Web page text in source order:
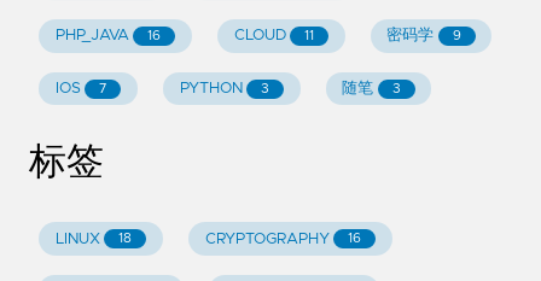
PHP_JAVA 16 CLOUD 11 密码学 9
IOS 7 PYTHON 3 随笔 3
标签
LINUX 18 CRYPTOGRAPHY 16